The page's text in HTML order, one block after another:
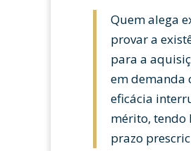
Quem alega
provar a
para a
em demanda
eficácia
mérito, tendo
prazo